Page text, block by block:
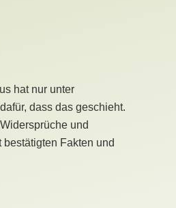
hat nur unter
dass das geschieht.
und
Fakten und